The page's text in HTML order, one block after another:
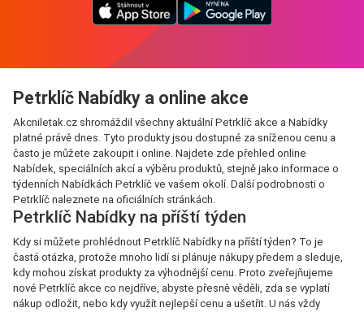
Petrklíč Nabídky a online akce
Akcniletak.cz shromáždil všechny aktuální Petrklíč akce a Nabídky
platné právě dnes. Tyto produkty jsou dostupné za sníženou cenu a
často je můžete zakoupit i online. Najdete zde přehled online
Nabídek, speciálních akcí a výběru produktů, stejně jako informace o
týdenních Nabídkách Petrklíč ve vašem okolí. Další podrobnosti o
Petrklíč naleznete na oficiálních stránkách.
Petrklíč Nabídky na příští týden
Kdy si můžete prohlédnout Petrklíč Nabídky na příští týden? To je
častá otázka, protože mnoho lidí si plánuje nákupy předem a sleduje,
kdy mohou získat produkty za výhodnější cenu. Proto zveřejňujeme
nové Petrklíč akce co nejdříve, abyste přesně věděli, zda se vyplatí
nákup odložit, nebo kdy využít nejlepší cenu a ušetřit. U nás vždy